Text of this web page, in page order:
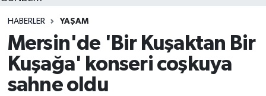
HABERLER YAŞAM
Mersin'de 'Bir Kuşaktan Bir
Kuşağa' konseri coşkuya
sahne oldu